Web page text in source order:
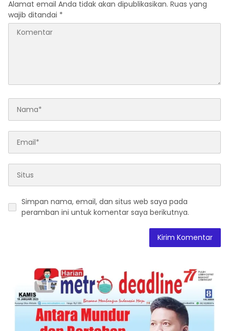
Alamat email Anda tidak akan dipublikasikan. Ruas yang
wajib ditandai *
Simpan nama, email, dan situs web saya pada
peramban ini untuk komentar saya berikutnya.